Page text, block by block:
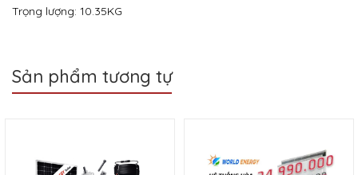
Trọng lượng: 10.35KG
Sản phẩm tương tự